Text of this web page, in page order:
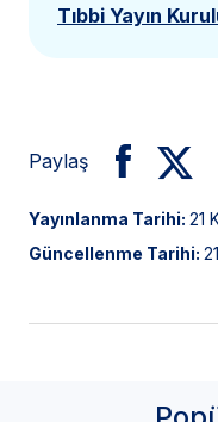
Tıbbi Yayın
Paylaş
Yayınlanma Tarihi: 21
Güncellenme Tarihi: